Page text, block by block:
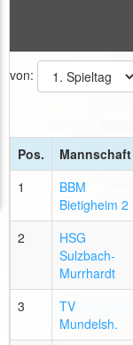
von:
Pos. Mannschaft
1
BBM
Bietigheim 2
2
HSG
Sulzbach-
Murrhardt
3
TV
Mundelsh.